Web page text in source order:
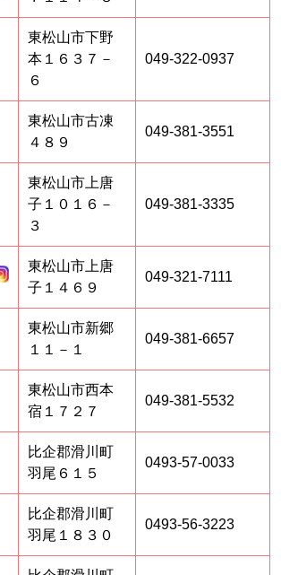
東松山市下野
本１６３７－
６
049-322-0937
東松山市古凍
４８９
049-381-3551
東松山市上唐
子１０１６－
３
049-381-3335
東松山市上唐
子１４６９
049-321-7111
東松山市新郷
１１－１
049-381-6657
東松山市西本
宿１７２７
049-381-5532
比企郡滑川町
羽尾６１５
0493-57-0033
比企郡滑川町
羽尾１８３０
0493-56-3223